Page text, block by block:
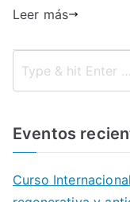
Leer más
Eventos
Curso